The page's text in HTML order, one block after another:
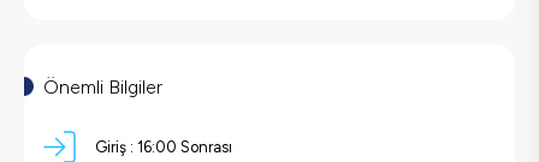
Önemli Bilgiler
Giriş : 16:00 Sonrası